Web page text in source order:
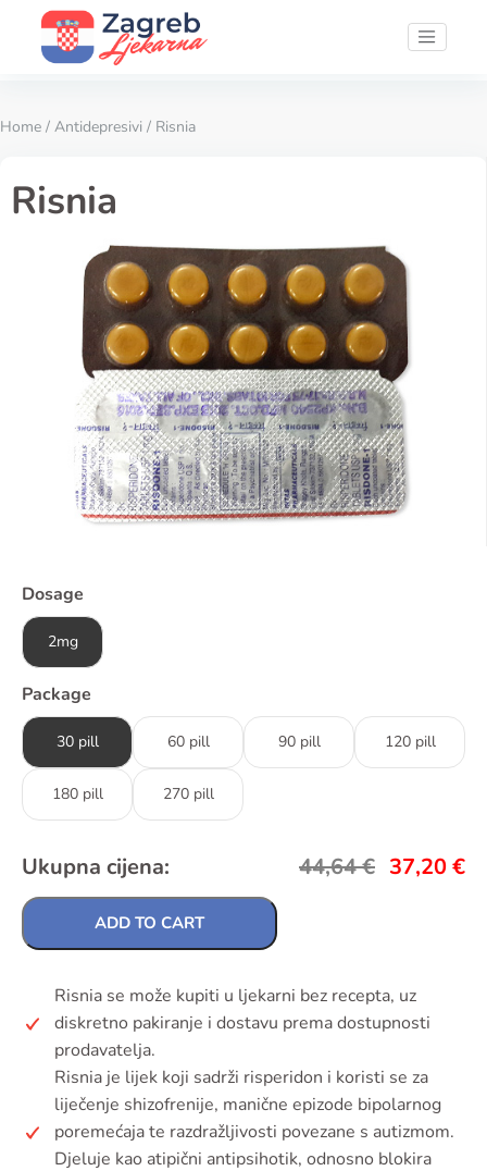
Home / Antidepresivi / Risnia
Risnia
Dosage
2mg
Package
30 pill 60 pill 90 pill 120 pill
180 pill 270 pill
Ukupna cijena: 44,64€ 37,20€
ADD TO CART
Risnia se može kupiti u ljekarni bez recepta, uz
diskretno pakiranje i dostavu prema dostupnosti
prodavatelja.
Risnia je lijek koji sadrži risperidon i koristi se za
liječenje shizofrenije, manične epizode bipolarnog
poremećaja te razdražljivosti povezane s autizmom.
Djeluje kao atipični antipsihotik, odnosno blokira